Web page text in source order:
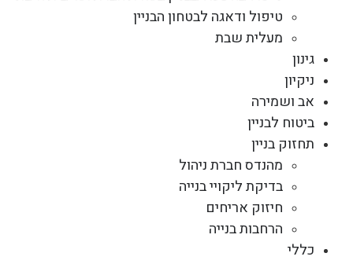
טיפול ודאגה לבטחון הבניין
מעלית שבת
גינון
ניקיון
אב ושמירה
ביטוח לבניין
תחזוק בניין
מהנדס חברת ניהול
בדיקת ליקויי בנייה
חיזוק אריחים
הרחבות בנייה
כללי